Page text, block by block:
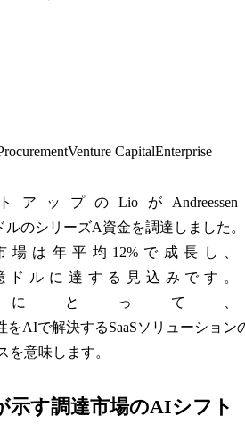
Venture CapitalEnterprise
ップのLioがAndreessen
ルのシリーズA資金を調達しました。
は年平均12%で成長し、
ドルに達する見込みです。
とって、
をAIで解決するSaaSソリューション
を意味します。
示す調達市場のAIシフト